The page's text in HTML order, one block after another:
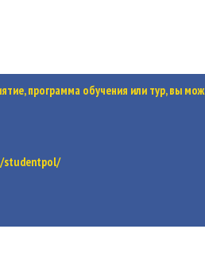
программа обучения или тур, вы
studentpol/